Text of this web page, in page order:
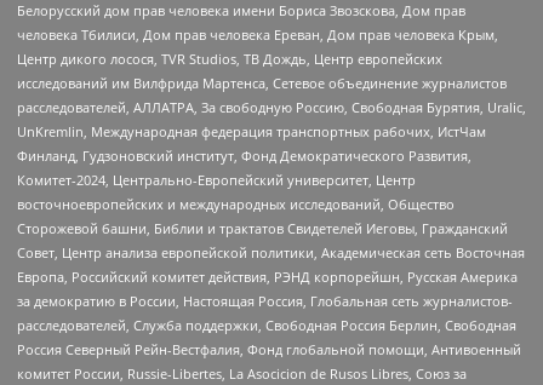
Белорусский дом прав человека имени Бориса Звозскова, Дом прав
человека Тбилиси, Дом прав человека Ереван, Дом прав человека Крым,
Центр дикого лосося, TVR Studios, ТВ Дождь, Центр европейских
исследований им Вилфрида Мартенса, Сетевое объединение журналистов
расследователей, АЛЛАТРА, За свободную Россию, Свободная Бурятия, Uralic,
UnKremlin, Международная федерация транспортных рабочих, ИстЧам
Финланд, Гудзоновский институт, Фонд Демократического Развития,
Комитет-2024, Центрально-Европейский университет, Центр
восточноевропейских и международных исследований, Общество
Сторожевой башни, Библии и трактатов Свидетелей Иеговы, Гражданский
Совет, Центр анализа европейской политики, Академическая сеть Восточная
Европа, Российский комитет действия, РЭНД корпорейшн, Русская Америка
за демократию в России, Настоящая Россия, Глобальная сеть журналистов-
расследователей, Служба поддержки, Свободная Россия Берлин, Свободная
Россия Северный Рейн-Вестфалия, Фонд глобальной помощи, Антивоенный
комитет России, Russie-Libertes, La Asocicion de Rusos Libres, Союз за